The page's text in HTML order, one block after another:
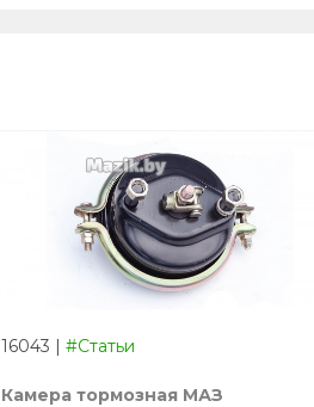
16043 | #Статьи
Камера тормозная МАЗ